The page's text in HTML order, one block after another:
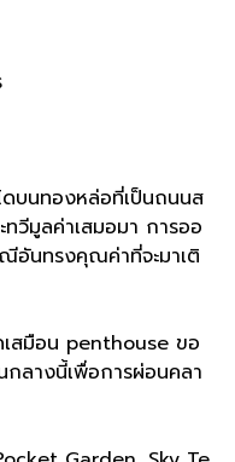
บนทองหล่อที่เป็นถนนส
วีมูลค่าเสมอมา การออ
อันทรงคุณค่าที่จะมาเติ
สมือน penthouse ขอ
ลางนี้เพื่อการผ่อนคลา